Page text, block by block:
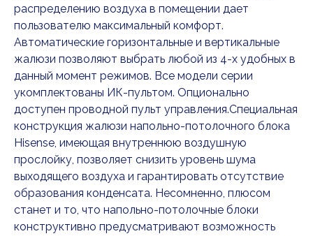
распределению воздуха в помещении дает
пользователю максимальный комфорт.
Автоматические горизонтальные и вертикальные
жалюзи позволяют выбрать любой из 4-х удобных в
данный момент режимов. Все модели серии
укомплектованы ИК-пультом. Опционально
доступен проводной пульт управления.Специальная
конструкция жалюзи напольно-потолочного блока
Hisense, имеющая внутреннюю воздушную
прослойку, позволяет снизить уровень шума
выходящего воздуха и гарантировать отсутствие
образования конденсата. Несомненно, плюсом
станет и то, что напольно-потолочные блоки
конструктивно предусматривают возможность